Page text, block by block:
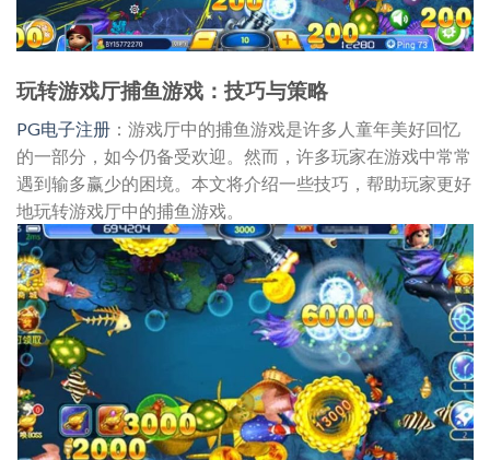
玩转游戏厅捕鱼游戏：技巧与策略
PG电子注册 ：游戏厅中的捕鱼游戏是许多人童年美好回忆
的一部分，如今仍备受欢迎。然而，许多玩家在游戏中常常
遇到输多赢少的困境。本文将介绍一些技巧，帮助玩家更好
地玩转游戏厅中的捕鱼游戏。